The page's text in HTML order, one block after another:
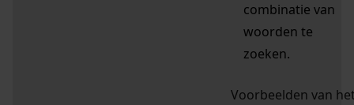
combinatie van
woorden te
zoeken.
Voorbeelden van